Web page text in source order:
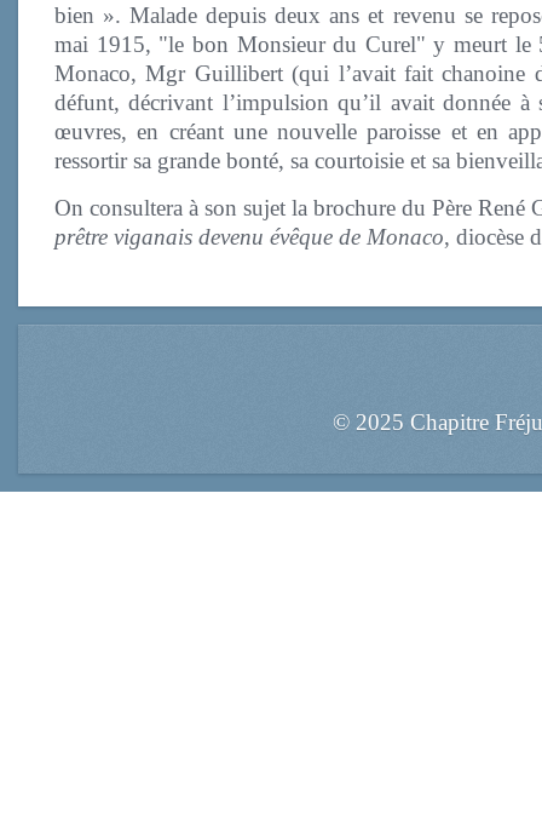
bien ». Malade depuis deux ans et revenu se
mai 1915, "le bon Monsieur du Curel" y meurt le
Monaco, Mgr Guillibert (qui l’avait fait chanoine
défunt, décrivant l’impulsion qu’il avait donnée
œuvres, en créant une nouvelle paroisse et en
ressortir sa grande bonté, sa courtoisie et sa
On consultera à son sujet la brochure du Père René
prêtre viganais devenu évêque de Monaco, diocèse
© 2025 Chapitre